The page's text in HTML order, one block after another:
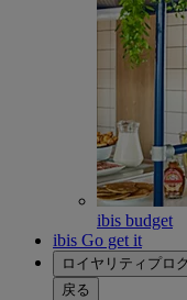
ibis budget
ibis Go get it
ロイヤリティプロ
戻る